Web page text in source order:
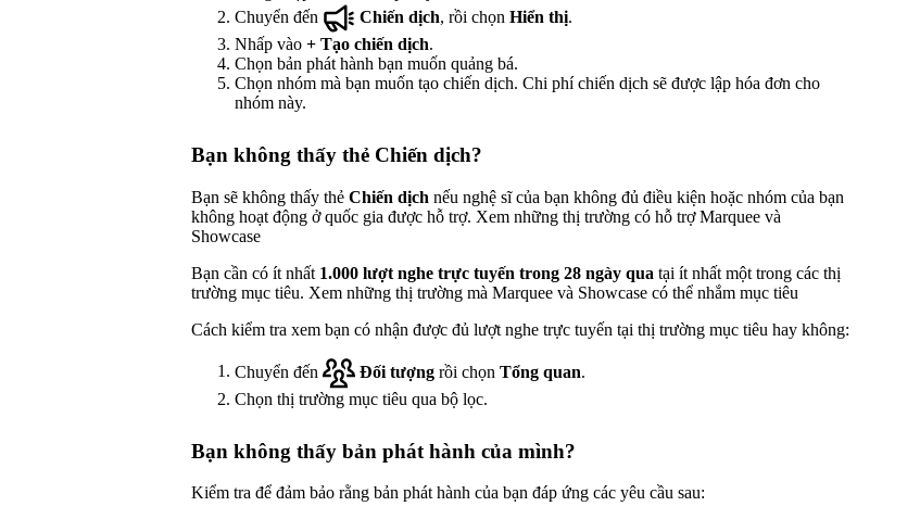
Chuyển đến
Chiến dịch, rồi chọn Hiển thị.
Nhấp vào + Tạo chiến dịch.
Chọn bản phát hành bạn muốn quảng bá.
Chọn nhóm mà bạn muốn tạo chiến dịch. Chi phí chiến dịch sẽ được lập hóa đơn cho
nhóm này.
Bạn không thấy thẻ Chiến dịch?
Bạn sẽ không thấy thẻ Chiến dịch nếu nghệ sĩ của bạn không đủ điều kiện hoặc nhóm của bạn
không hoạt động ở quốc gia được hỗ trợ. Xem những thị trường có hỗ trợ Marquee và
Showcase
Bạn cần có ít nhất 1.000 lượt nghe trực tuyến trong 28 ngày qua tại ít nhất một trong các thị
trường mục tiêu. Xem những thị trường mà Marquee và Showcase có thể nhắm mục tiêu
Cách kiểm tra xem bạn có nhận được đủ lượt nghe trực tuyến tại thị trường mục tiêu hay không:
Chuyển đến Đối tượng rồi chọn Tổng quan
Chọn thị trường mục tiêu qua bộ lọc.
Bạn không thấy bản phát hành của mình?
Kiểm tra để đảm bảo rằng bản phát hành của bạn đáp ứng các yêu cầu sau: